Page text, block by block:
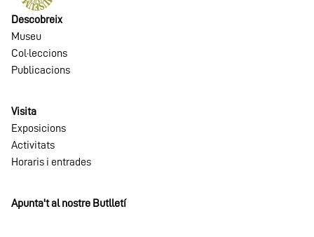
Descobreix
Museu
Col·leccions
Publicacions
Visita
Exposicions
Activitats
Horaris i entrades
Apunta't al nostre Butlletí